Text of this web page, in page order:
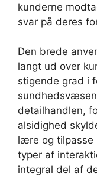
kunderne
svar på deres
Den brede
langt ud over
stigende grad i
detailhandlen,
alsidighed
lære og tilpasse
typer af
integral del af